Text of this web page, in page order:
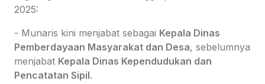
2025:
- Munaris kini menjabat sebagai Kepala Dinas
Pemberdayaan Masyarakat dan Desa, sebelumnya
menjabat Kepala Dinas Kependudukan dan
Pencatatan Sipil.